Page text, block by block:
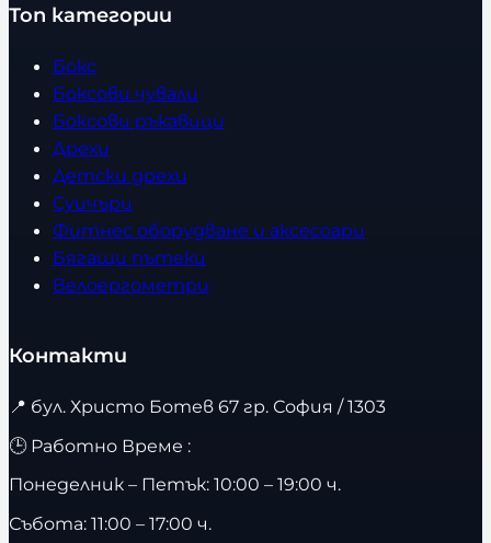
Топ категории
Бокс
Боксови чували
Боксови ръкавици
Дрехи
Детски дрехи
Суичъри
Фитнес оборудване и аксесоари
Бягащи пътеки
Велоергометри
Контакти
📍 бул. Христо Ботев 67 гр. София / 1303
🕒 Работно Време :
Понеделник – Петък: 10:00 – 19:00 ч.
Събота: 11:00 – 17:00 ч.